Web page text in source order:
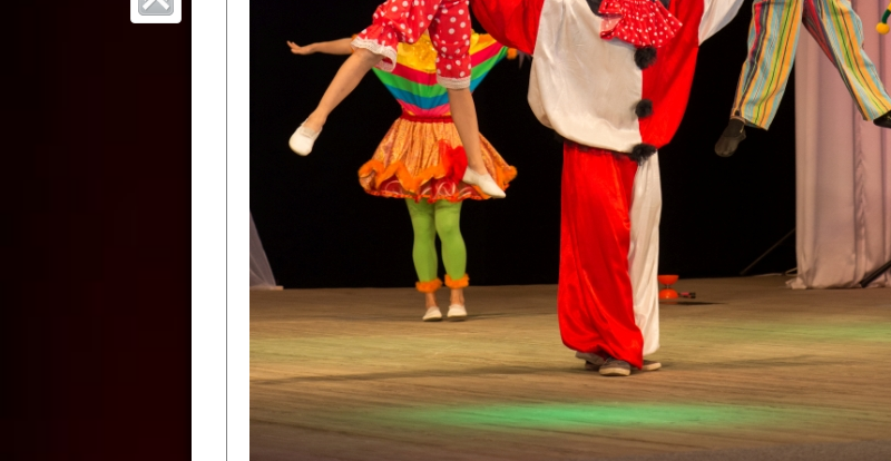
Народный цирковой клоунский коллектив «Шари-вари» МУ «Культурно-
досуговый центр «Шелковик» г.Бендеры, руководители Отличные работники
культуры Приднестровской Молдавской Республики Алёна Александровна и
Олег Степанович Райлян;
Народный цирковой коллектив «Энтузиасты» Дома культуры с. Делакеу,
Григориопольского района, руководитель Отличный работник культуры
Приднестровской Молдавской Республики Пётр Петрович Дижмару;
Народный цирковой коллектив «Сперанца» Дома культуры посёлка Красное,
Слободзейского района, руководитель Отличный работник культуры
Приднестровской Молдавской Республики Анжела Владимировна
Казавчинская;
Образцовый эстрадно-цирковой коллектив «Алегро» Дома детско –юношеского
творчества с. Чобручи, Слободзейского района, руководитель Хачатурян Юрий
Владимирович;
Образцовый цирковой коллектив «Радуга» Городской дворец культуры г.
Тирасполь, руководитель Отличный работник культуры Приднестровской